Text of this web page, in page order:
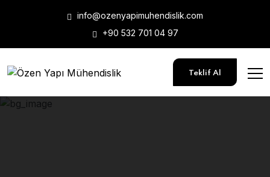
info@ozenyapimuhendislik.com
+90 532 701 04 97
Teklif Al